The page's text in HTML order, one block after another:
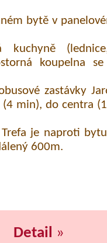
bytě v
koupelna
zastávky
(4 min), do centra
je naproti
600m.
Detail »